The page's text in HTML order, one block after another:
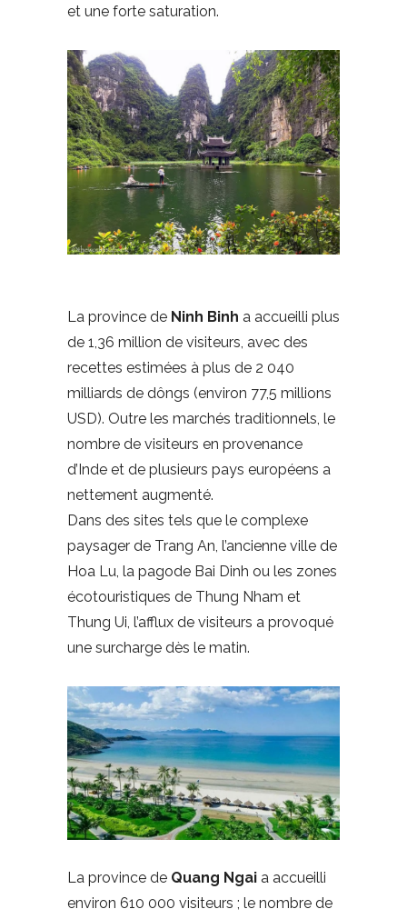
et une forte saturation.
La province de Ninh Binh a accueilli plus
de 1,36 million de visiteurs, avec des
recettes estimées à plus de 2 040
milliards de dôngs (environ 77,5 millions
USD). Outre les marchés traditionnels, le
nombre de visiteurs en provenance
d’Inde et de plusieurs pays européens a
nettement augmenté.
Dans des sites tels que le complexe
paysager de Trang An, l’ancienne ville de
Hoa Lu, la pagode Bai Dinh ou les zones
écotouristiques de Thung Nham et
Thung Ui, l’afflux de visiteurs a provoqué
une surcharge dès le matin.
La province de Quang Ngai a accueilli
environ 610 000 visiteurs ; le nombre de